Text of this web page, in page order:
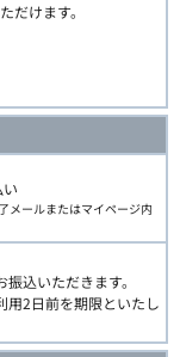
だけます。
メールまたはマイページ内
込いただきます。
用2日前を期限といたし